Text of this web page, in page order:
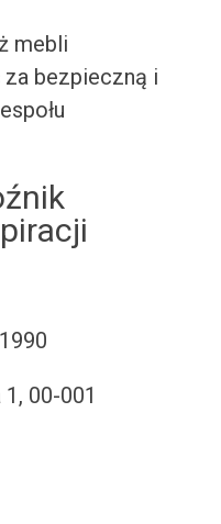
mebli
bezpieczną i
1, 00-001